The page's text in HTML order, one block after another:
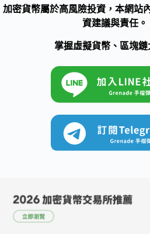
加密貨幣屬於高風險投資，本網站
資建議與責任。
掌握虛擬貨幣、區塊鏈